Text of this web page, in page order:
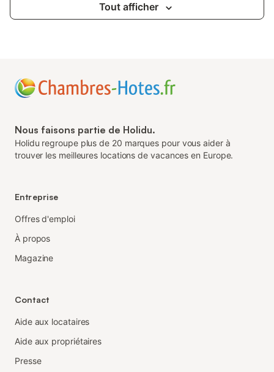
Tout afficher
Nous faisons partie de Holidu.
Holidu regroupe plus de 20 marques pour vous aider à
trouver les meilleures locations de vacances en Europe.
Entreprise
Offres d'emploi
À propos
Magazine
Contact
Aide aux locataires
Aide aux propriétaires
Presse